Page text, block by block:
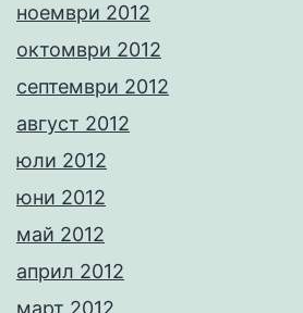
ноември 2012
октомври 2012
септември 2012
август 2012
юли 2012
юни 2012
май 2012
април 2012
март 2012